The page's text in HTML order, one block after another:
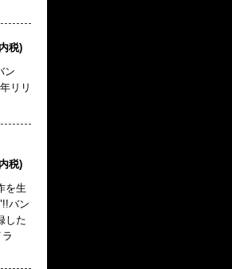
税)
ン
リリ
税)
を生
バン
した